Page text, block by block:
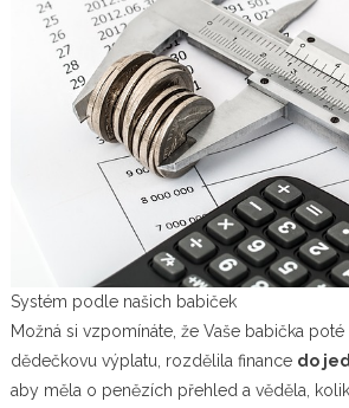
Systém podle našich babiček
Možná si vzpomínáte, že Vaše babička
dědečkovu výplatu, rozdělila finance do
aby měla o penězích přehled a věděla,